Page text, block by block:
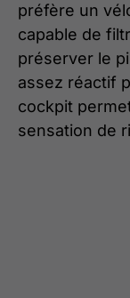
préfère un
capable de
préserver le
assez réactif
cockpit
sensation de